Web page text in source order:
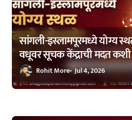
सांगली-इस्लामपूरमध्ये योग्य
वधूवर सूचक केंद्राची मदत कशी
Rohit More Jul 4, 2026